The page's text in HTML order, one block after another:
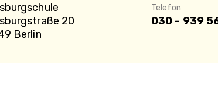
20
Berlin
Telefon
030 - 939